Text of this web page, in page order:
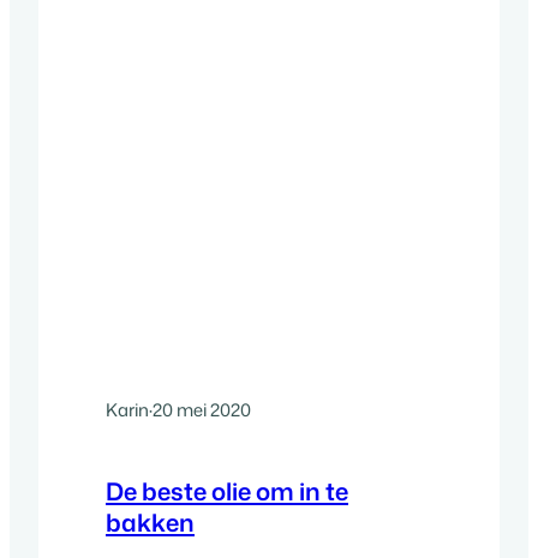
Karin·20 mei 2020
De beste olie om in te
bakken